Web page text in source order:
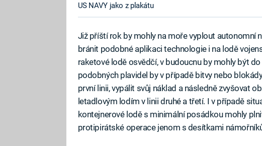
US NAVY jako z plakátu
Již příští rok by mohly na moře vyplout autonomní
bránit podobné aplikaci technologie i na lodě
raketové lodě osvědčí, v budoucnu by mohly být
podobných plavidel by v případě bitvy nebo
první linii, vypálit svůj náklad a následně zvyšovat
letadlovým lodím v linii druhé a třetí. I v případě
kontejnerové lodě s minimální posádkou mohly
protipirátské operace jenom s desítkami